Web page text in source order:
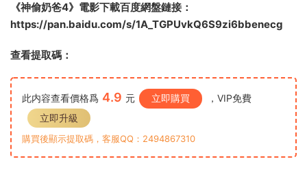
《神偷奶爸4》電影下載百度網盤鏈接：
https://pan.baidu.com/s/1A_TGPUvkQ6S9zi6bbenecg
查看提取碼：
此内容查看價格爲 4.9 元 立即購買
，VIP免費
立即升級
購買後顯示提取碼，客服QQ：2494867310